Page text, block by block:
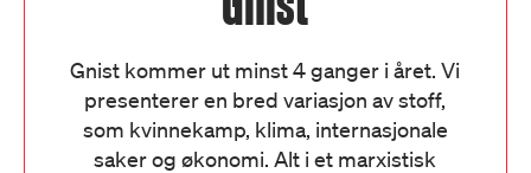
Gnist kommer ut minst 4 ganger i året. Vi
presenterer en bred variasjon av stoff,
som kvinnekamp, klima, internasjonale
saker og økonomi. Alt i et marxistisk